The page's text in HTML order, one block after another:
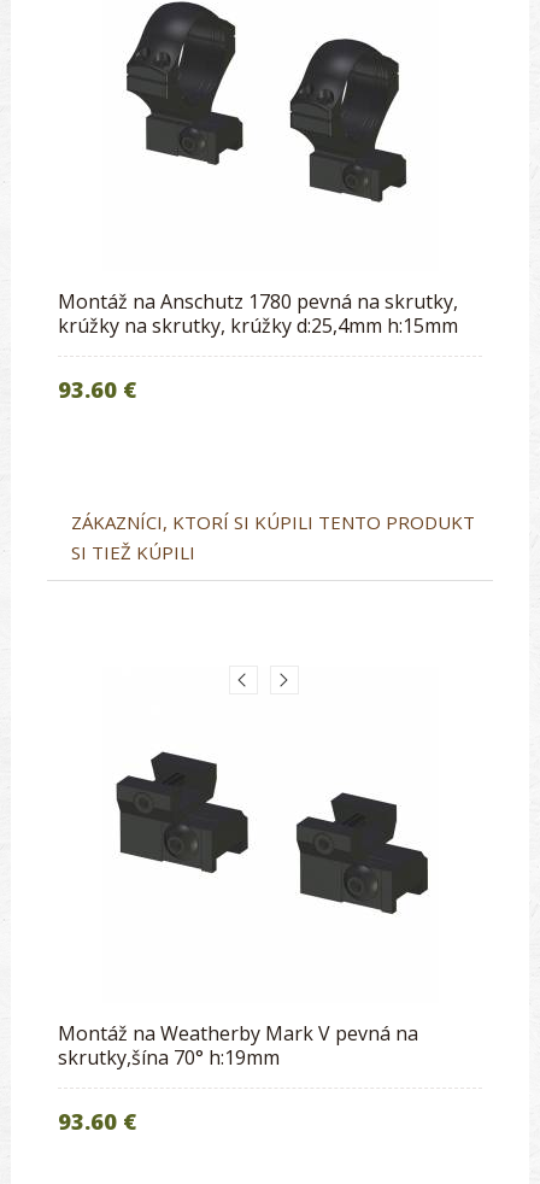
Montáž na Anschutz 1780 pevná na skrutky,
krúžky na skrutky, krúžky d:25,4mm h:15mm
93.60 €
ZÁKAZNÍCI, KTORÍ SI KÚPILI TENTO PRODUKT
SI TIEŽ KÚPILI
Montáž na Weatherby Mark V pevná na
skrutky,šína 70° h:19mm
93.60 €